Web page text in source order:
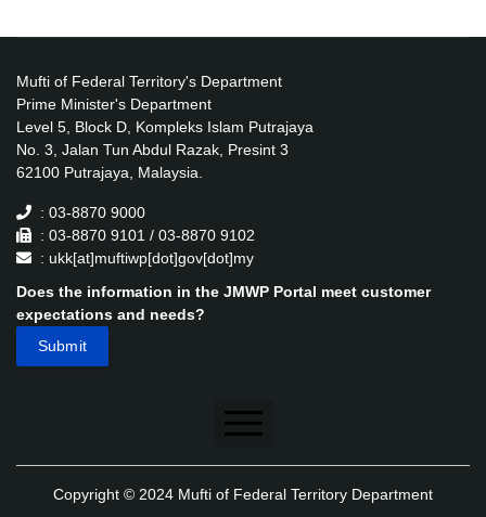
Mufti of Federal Territory's Department
Prime Minister's Department
Level 5, Block D, Kompleks Islam Putrajaya
No. 3, Jalan Tun Abdul Razak, Presint 3
62100 Putrajaya, Malaysia.
: 03-8870 9000
: 03-8870 9101 / 03-8870 9102
: ukk[at]muftiwp[dot]gov[dot]my
Does the information in the JMWP Portal meet customer
expectations and needs?
Disclaimer
Copyright © 2024 Mufti of Federal Territory Department